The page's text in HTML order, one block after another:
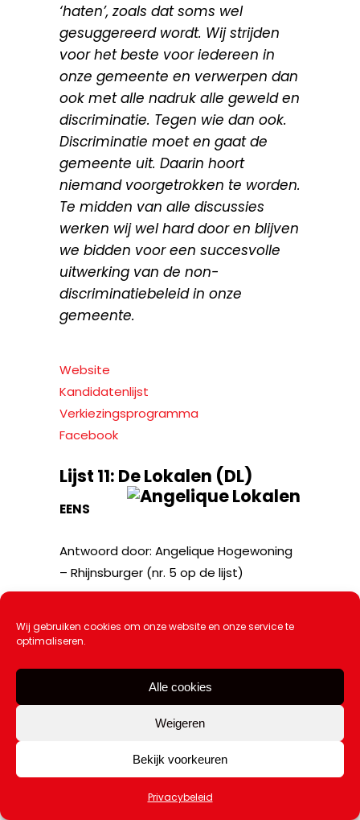
Wij gebruiken cookies om onze website en onze service te
optimaliseren.
Alle cookies
Weigeren
Bekijk voorkeuren
Privacybeleid
‘haten’, zoals dat soms wel
gesuggereerd wordt. Wij strijden
voor het beste voor iedereen in
onze gemeente en verwerpen dan
ook met alle nadruk alle geweld en
discriminatie. Tegen wie dan ook.
Discriminatie moet en gaat de
gemeente uit. Daarin hoort
niemand voorgetrokken te worden.
Te midden van alle discussies
werken wij wel hard door en blijven
we bidden voor een succesvolle
uitwerking van de non-
discriminatiebeleid in onze
gemeente.
Website
Kandidatenlijst
Verkiezingsprogramma
Facebook
Lijst 11: De Lokalen (DL)
EENS
Antwoord door: Angelique Hogewoning
– Rhijnsburger (nr. 5 op de lijst)
Discriminatie is niet toegestaan
dus ook schelden met seksuele
geaardheid, of geweld hiertegen,
zou verboden of aangepakt
moeten worden. We zijn een vrij
land waar iedereen een vrije